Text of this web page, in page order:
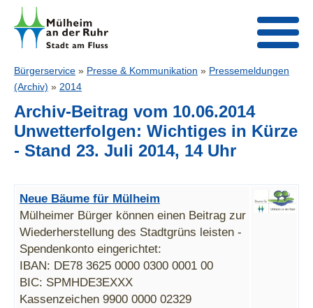
Bürgerservice » Presse & Kommunikation » Pressemeldungen
(Archiv) » 2014
Archiv-Beitrag vom 10.06.2014
Unwetterfolgen: Wichtiges in Kürze
- Stand 23. Juli 2014, 14 Uhr
Neue Bäume für Mülheim
Mülheimer Bürger können einen Beitrag zur
Wiederherstellung des Stadtgrüns leisten -
Spendenkonto eingerichtet:
IBAN: DE78 3625 0000 0300 0001 00
BIC: SPMHDE3EXXX
Kassenzeichen 9900 0000 02329